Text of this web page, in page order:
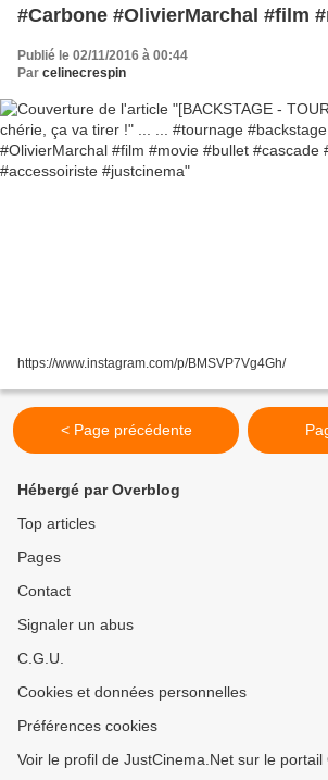
#Carbone #OlivierMarchal #film
Publié le 02/11/2016 à 00:44
Par celinecrespin
https://www.instagram.com/p/BMSVP7Vg4Gh/
< Page précédente
Hébergé par Overblog
Top articles
Pages
Contact
Signaler un abus
C.G.U.
Cookies et données personnelles
Préférences cookies
Voir le profil de JustCinema.Net sur le portail